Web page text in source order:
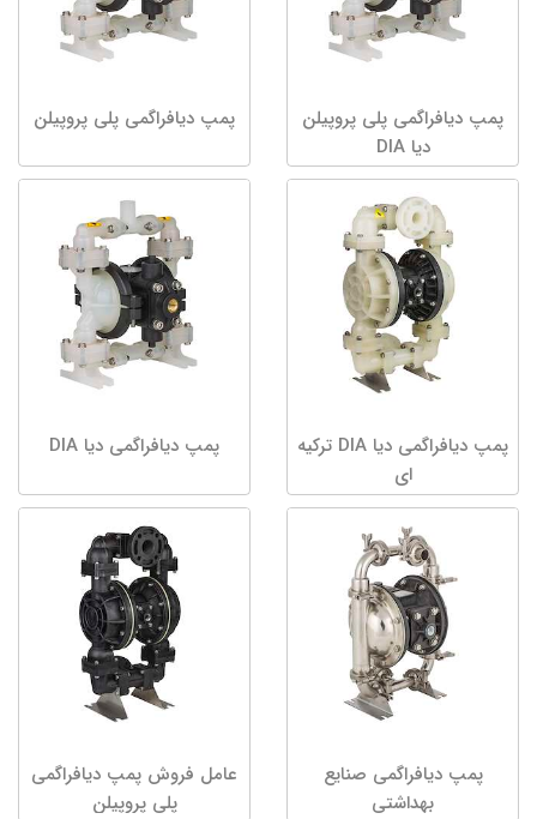
پمپ دیافراگمی پلی پروپیلن
دیا DIA
پمپ دیافراگمی پلی پروپیلن
پمپ دیافراگمی دیا DIA ترکیه
ای
پمپ دیافراگمی دیا DIA
پمپ دیافراگمی صنایع
بهداشتی
عامل فروش پمپ دیافراگمی
پلی پروپیلن